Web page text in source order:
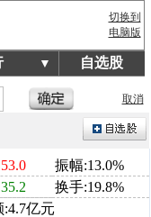
切换到
电脑版
▼ 自选股
取消
振幅:13.0%
换手:19.8%
亿元